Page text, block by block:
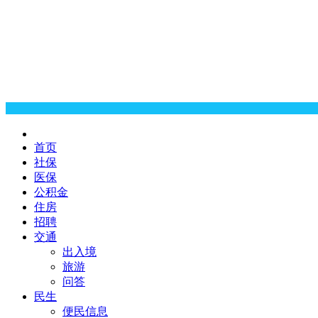
首页
社保
医保
公积金
住房
招聘
交通
出入境
旅游
问答
民生
便民信息